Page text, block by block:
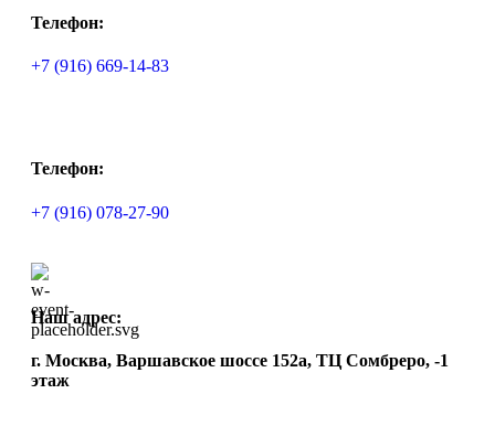
Телефон:
+7 (916) 669-14-83
Телефон:
+7 (916) 078-27-90
Наш адрес:
г. Москва, Варшавское шоссе 152а, ТЦ Сомбреро, -1
этаж